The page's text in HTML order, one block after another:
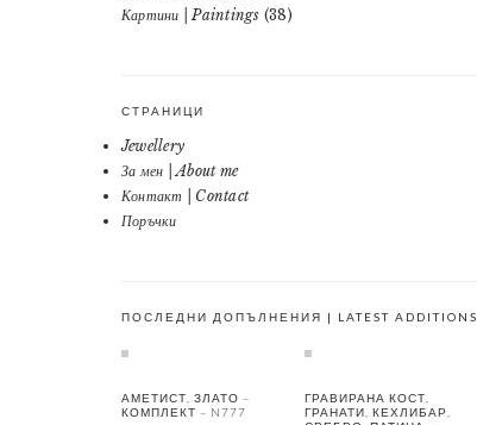
Картини | Paintings (38)
СТРАНИЦИ
Jewellery
За мен | About me
Контакт | Contact
Поръчки
ПОСЛЕДНИ ДОПЪЛНЕНИЯ | LATEST ADDITIONS
АМЕТИСТ, ЗЛАТО –
КОМПЛЕКТ – N777
ГРАВИРАНА КОСТ,
ГРАНАТИ, КЕХЛИБАР,